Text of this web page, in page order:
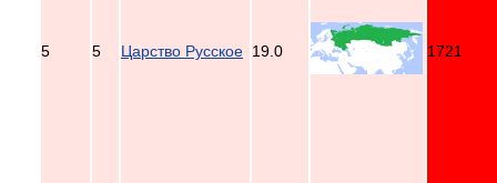
5 5 Царство Русское 19.0 1721